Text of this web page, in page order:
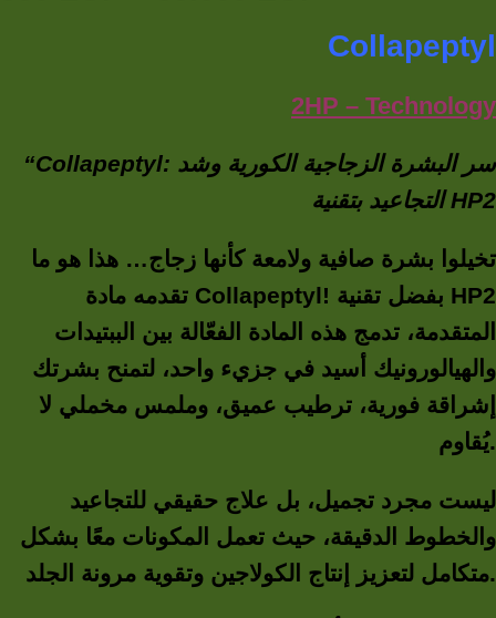
Collapeptyl
2HP – Technology
“Collapeptyl: سر البشرة الزجاجية الكورية وشد
التجاعيد بتقنيةHP2
تخيلوا بشرة صافية ولامعة كأنها زجاج… هذا هو ما
تقدمه مادة Collapeptyl! بفضل تقنية HP2
المتقدمة، تدمج هذه المادة الفعّالة بين الببتيدات
والهيالورونيك أسيد في جزيء واحد، لتمنح بشرتك
إشراقة فورية، ترطيب عميق، وملمس مخملي لا
يُقاوم.
ليست مجرد تجميل، بل علاج حقيقي للتجاعيد
والخطوط الدقيقة، حيث تعمل المكونات معًا بشكل
متكامل لتعزيز إنتاج الكولاجين وتقوية مرونة الجلد.